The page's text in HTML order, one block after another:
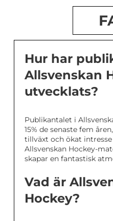
Hur har
Allsvenskan
utvecklats?
Publikantalet i
15% de senaste fem
tillväxt och ökat
Allsvenskan Hockey-
skapar en fantastisk
Vad är
Hockey?